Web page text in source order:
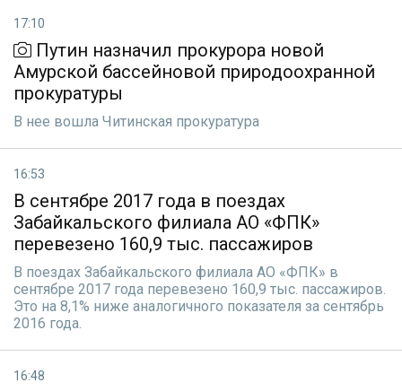
17:10
Путин назначил прокурора новой
Амурской бассейновой природоохранной
прокуратуры
В нее вошла Читинская прокуратура
16:53
В сентябре 2017 года в поездах
Забайкальского филиала АО «ФПК»
перевезено 160,9 тыс. пассажиров
В поездах Забайкальского филиала АО «ФПК» в
сентябре 2017 года перевезено 160,9 тыс. пассажиров.
Это на 8,1% ниже аналогичного показателя за сентябрь
2016 года.
16:48